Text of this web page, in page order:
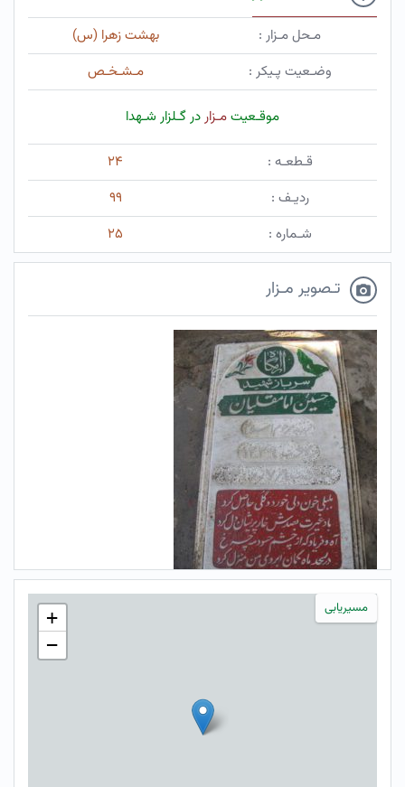
مـحل مـزار :
بهشت زهرا (س)
وضـعیت پـیکر :
مـشـخـص
موقـعیتمـزاردر گـلزار شـهدا
قـطعـه :
۲۴
ردیـف :
۹۹
شـماره :
۲۵
تـصویر مـزار
مسیریابی
+
−